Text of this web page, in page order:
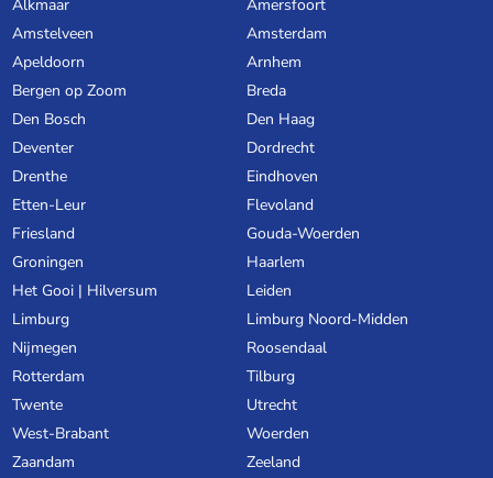
Alkmaar
Amersfoort
Amstelveen
Amsterdam
Apeldoorn
Arnhem
Bergen op Zoom
Breda
Den Bosch
Den Haag
Deventer
Dordrecht
Drenthe
Eindhoven
Etten-Leur
Flevoland
Friesland
Gouda-Woerden
Groningen
Haarlem
Het Gooi | Hilversum
Leiden
Limburg
Limburg Noord-Midden
Nijmegen
Roosendaal
Rotterdam
Tilburg
Twente
Utrecht
West-Brabant
Woerden
Zaandam
Zeeland